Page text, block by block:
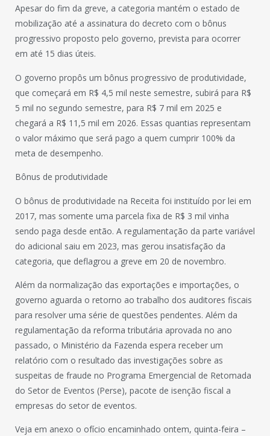
Apesar do fim da greve, a categoria mantém o estado de
mobilização até a assinatura do decreto com o bônus
progressivo proposto pelo governo, prevista para ocorrer
em até 15 dias úteis.
O governo propôs um bônus progressivo de produtividade,
que começará em R$ 4,5 mil neste semestre, subirá para R$
5 mil no segundo semestre, para R$ 7 mil em 2025 e
chegará a R$ 11,5 mil em 2026. Essas quantias representam
o valor máximo que será pago a quem cumprir 100% da
meta de desempenho.
Bônus de produtividade
O bônus de produtividade na Receita foi instituído por lei em
2017, mas somente uma parcela fixa de R$ 3 mil vinha
sendo paga desde então. A regulamentação da parte variável
do adicional saiu em 2023, mas gerou insatisfação da
categoria, que deflagrou a greve em 20 de novembro.
Além da normalização das exportações e importações, o
governo aguarda o retorno ao trabalho dos auditores fiscais
para resolver uma série de questões pendentes. Além da
regulamentação da reforma tributária aprovada no ano
passado, o Ministério da Fazenda espera receber um
relatório com o resultado das investigações sobre as
suspeitas de fraude no Programa Emergencial de Retomada
do Setor de Eventos (Perse), pacote de isenção fiscal a
empresas do setor de eventos.
Veja em anexo o ofício encaminhado ontem, quinta-feira –